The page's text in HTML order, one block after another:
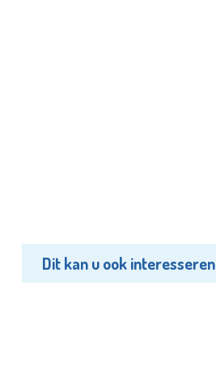
Dit kan u ook interesseren